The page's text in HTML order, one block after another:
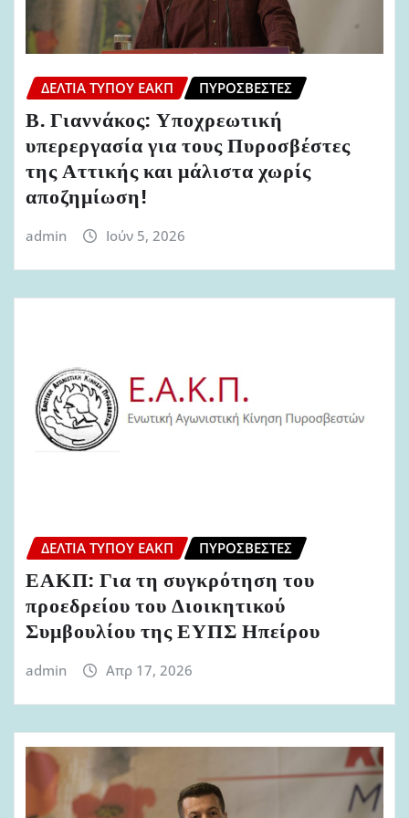
ΔΕΛΤΊΑ ΤΎΠΟΥ ΕΑΚΠ ΠΥΡΟΣΒΈΣΤΕΣ
Β. Γιαννάκος: Υποχρεωτική
υπερεργασία για τους Πυροσβέστες
της Αττικής και μάλιστα χωρίς
αποζημίωση!
admin Ιούν 5, 2026
ΔΕΛΤΊΑ ΤΎΠΟΥ ΕΑΚΠ ΠΥΡΟΣΒΈΣΤΕΣ
ΕΑΚΠ: Για τη συγκρότηση του
προεδρείου του Διοικητικού
Συμβουλίου της ΕΥΠΣ Ηπείρου
admin Απρ 17, 2026